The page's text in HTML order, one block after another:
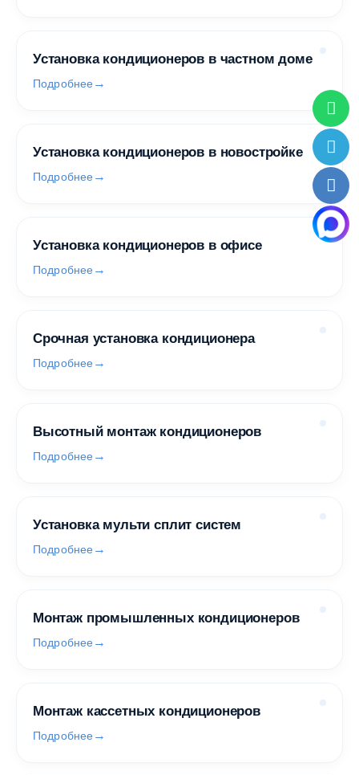
Установка кондиционеров в частном доме
Подробнее
Установка кондиционеров в новостройке
Подробнее
Установка кондиционеров в офисе
Подробнее
Срочная установка кондиционера
Подробнее
Высотный монтаж кондиционеров
Подробнее
Установка мульти сплит систем
Подробнее
Монтаж промышленных кондиционеров
Подробнее
Монтаж кассетных кондиционеров
Подробнее